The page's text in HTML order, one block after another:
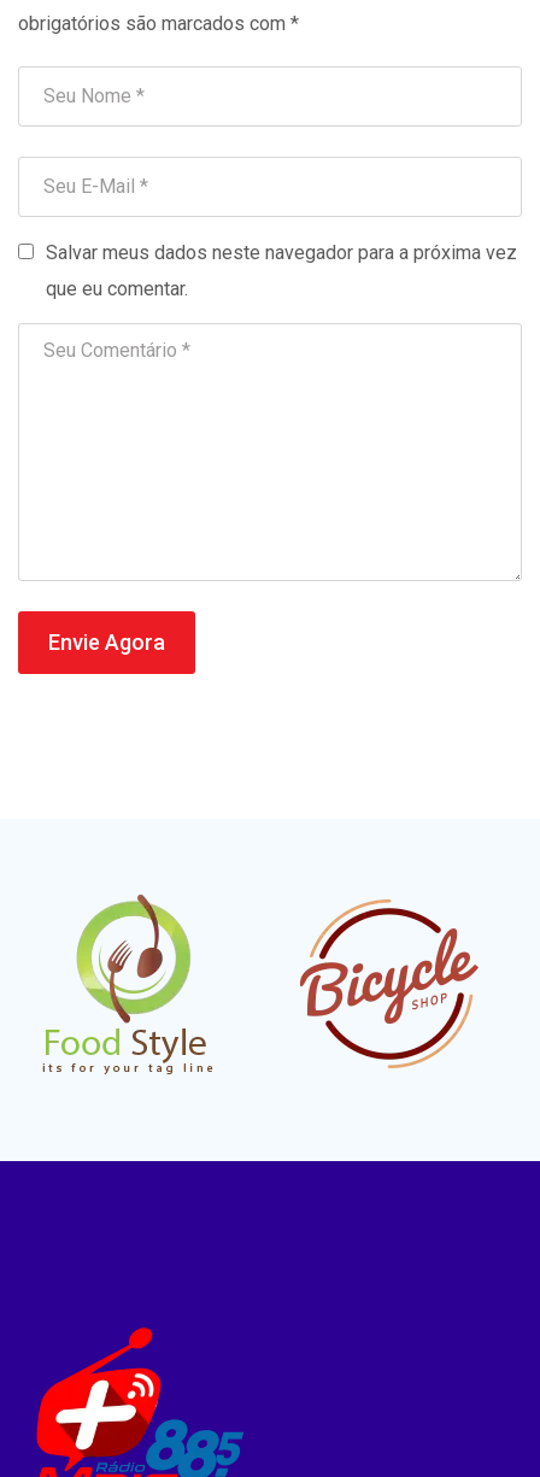
obrigatórios são marcados com *
Salvar meus dados neste navegador para a próxima vez
que eu comentar.
Envie Agora